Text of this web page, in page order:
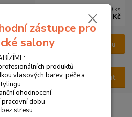
Menu
Hledat
0 ks
0 Kč
360 Be Silver šampon 1000 ml
zástupce pro
salony
produktů
vlasových barev, péče a
ohodnocení
dobu
stresu